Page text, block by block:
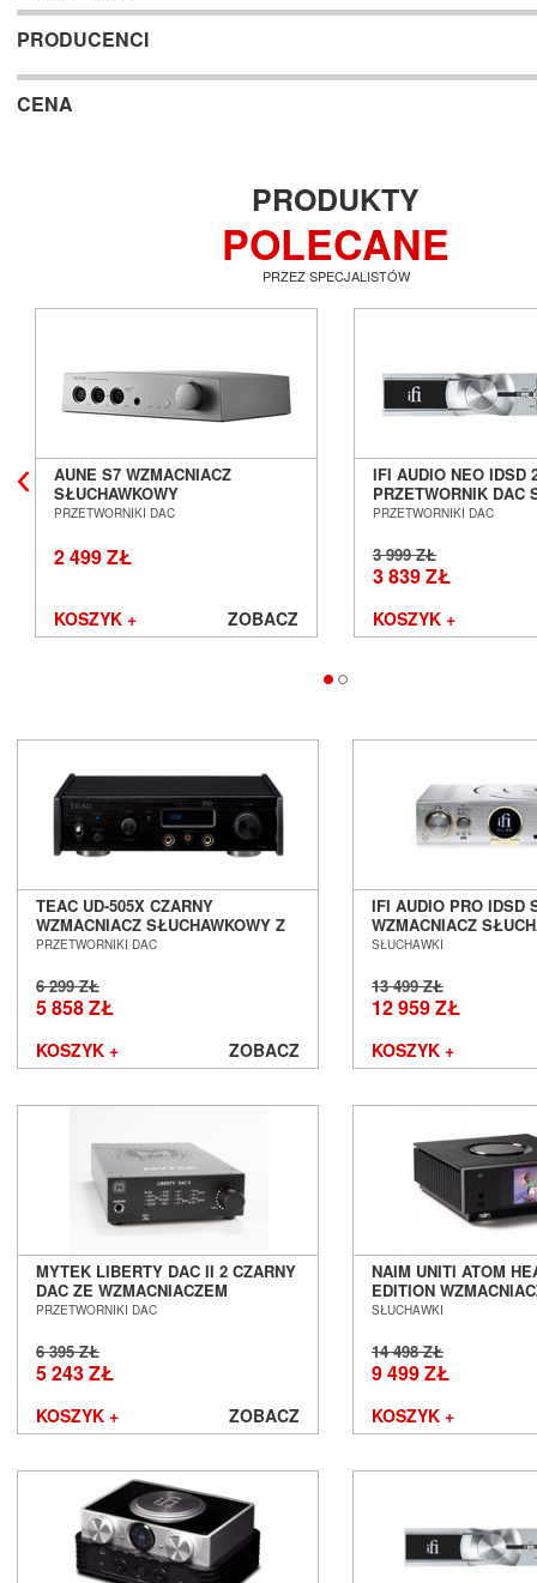
PRODUCENCI
CENA
PRODUKTY
POLECANE
PRZEZ SPECJALISTÓW
AUNE S7 WZMACNIACZ
SŁUCHAWKOWY
ZBALANSOWANY SALON
PRZETWORNIKI DAC
2 499 ZŁ
KOSZYK + ZOBACZ
IFI AUDIO NEO IDSD
PRZETWORNIK DAC
POZNAŃ WROCŁAW
PRZETWORNIKI DAC
3 999 ZŁ
3 839 ZŁ
KOSZYK +
TEAC UD-505X CZARNY
WZMACNIACZ SŁUCHAWKOWY Z
DAC SALON POZNAŃ WROCŁAW
PRZETWORNIKI DAC
6 299 ZŁ
5 858 ZŁ
KOSZYK + ZOBACZ
IFI AUDIO PRO IDSD
WZMACNIACZ
SALON POZNAŃ
SŁUCHAWKI
13 499 ZŁ
12 959 ZŁ
KOSZYK +
MYTEK LIBERTY DAC II 2 CZARNY
DAC ZE WZMACNIACZEM
SŁUCHAWKOWYM SALON
PRZETWORNIKI DAC
6 395 ZŁ
5 243 ZŁ
KOSZYK + ZOBACZ
NAIM UNITI ATOM
EDITION
SŁUCHAWKOWY
SŁUCHAWKI
14 498 ZŁ
9 499 ZŁ
KOSZYK +